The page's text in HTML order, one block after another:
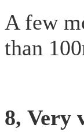
A few
than
8, Very